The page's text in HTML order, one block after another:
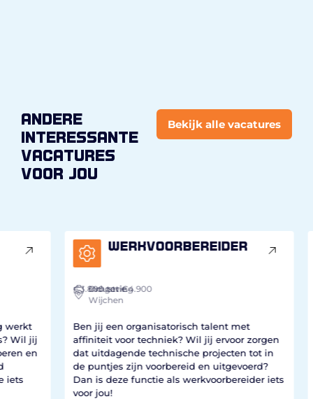
andere
interessante
vacatures
voor jou
Bekijk alle vacatures
jij
en
Werkvoorbereider
Industrie
Omgeving
Wijchen
€3.800 tot €4.900
Ben jij een organisatorisch talent met
affiniteit voor techniek? Wil jij ervoor zorgen
dat uitdagende technische projecten tot in
de puntjes zijn voorbereid en uitgevoerd?
Dan is deze functie als werkvoorbereider iets
voor jou!